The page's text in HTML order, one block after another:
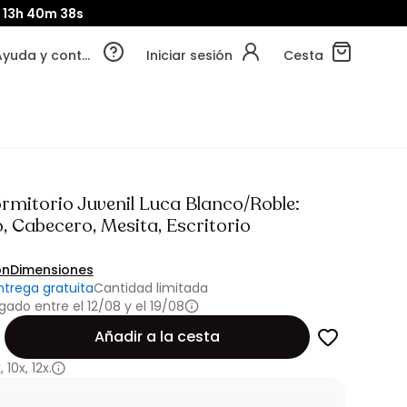
13h 40m 35s
Ayuda y contacto Iniciar sesión Cesta
Juvenil Luca Blanco/Roble:
Cabecero, Mesita, Escritorio
Dimensiones
gratuitaCantidad limitada
entre el 12/08 y el 19/08
Añadir a la cesta
, 10x, 12x.